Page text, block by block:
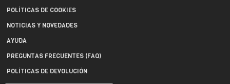
POLÍTICAS DE COOKIES
NOTICIAS Y NOVEDADES
AYUDA
PREGUNTAS FRECUENTES (FAQ)
POLÍTICAS DE DEVOLUCIÓN